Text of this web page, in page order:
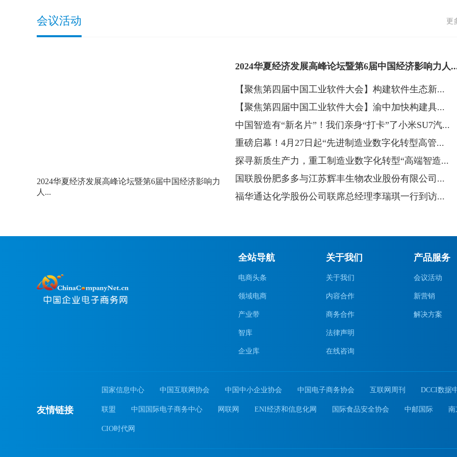
会议活动 更
2024华夏经济发展高峰论坛暨第6届中国经济影响力
人...
2024华夏经济发展高峰论坛暨第6届中国经济影响力人
【聚焦第四届中国工业软件大会】构建软件生态新...
【聚焦第四届中国工业软件大会】渝中加快构建具...
中国智造有“新名片”！我们亲身“打卡”了小米SU7汽...
重磅启幕！4月27日起“先进制造业数字化转型高管...
探寻新质生产力，重工制造业数字化转型“高端智造...
国联股份肥多多与江苏辉丰生物农业股份有限公司...
福华通达化学股份公司联席总经理李瑞琪一行到访...
全站导航
电商头条
领域电商
产业带
智库
企业库
关于我们
关于我们
内容合作
商务合作
法律声明
在线咨询
产品服务
会议活动
新营销
解决方案
友情链接
国家信息中心 中国互联网协会 中国中小企业协会 中国电子商务协会 互联网周刊 DCCI数据
联盟 中国国际电子商务中心 网联网 ENI经济和信息化网 国际食品安全协会 中邮国际 南
CIO时代网